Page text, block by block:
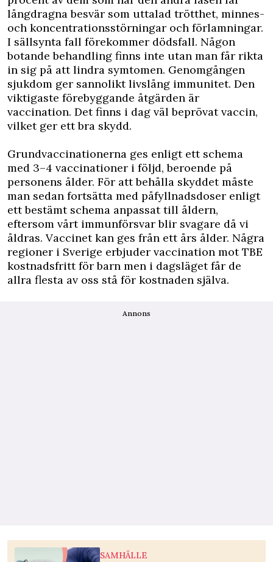
långdragna besvär som uttalad trötthet, minnes-
och koncentrationsstörningar och förlamningar.
I sällsynta fall förekommer dödsfall. Någon
botande behandling finns inte utan man får rikta
in sig på att lindra symtomen. Genomgången
sjukdom ger sannolikt livslång immunitet. Den
viktigaste förebyggande åtgärden är
vaccination. Det finns i dag väl beprövat vaccin,
vilket ger ett bra skydd.
Grundvaccinationerna ges enligt ett schema
med 3–4 vaccinationer i följd, beroende på
personens ålder. För att behålla skyddet måste
man sedan fortsätta med påfyllnadsdoser enligt
ett bestämt schema anpassat till åldern,
eftersom vårt immunförsvar blir svagare då vi
åldras. Vaccinet kan ges från ett års ålder. Några
regioner i Sverige erbjuder vaccination mot TBE
kostnadsfritt för barn men i dagsläget får de
allra flesta av oss stå för kostnaden själva.
Annons
SAMHÄLLE